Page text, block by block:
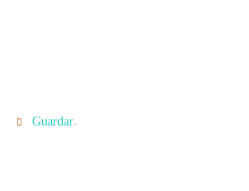
Guardar.